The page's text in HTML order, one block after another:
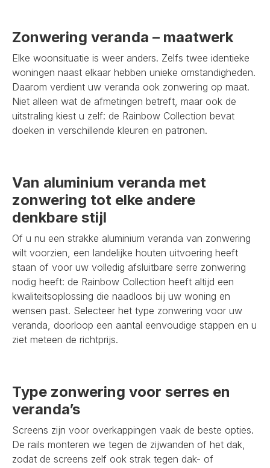
Zonwering veranda – maatwerk
Elke woonsituatie is weer anders. Zelfs twee identieke
woningen naast elkaar hebben unieke omstandigheden.
Daarom verdient uw veranda ook zonwering op maat.
Niet alleen wat de afmetingen betreft, maar ook de
uitstraling kiest u zelf: de Rainbow Collection bevat
doeken in verschillende kleuren en patronen.
Van aluminium veranda met
zonwering tot elke andere
denkbare stijl
Of u nu een strakke aluminium veranda van zonwering
wilt voorzien, een landelijke houten uitvoering heeft
staan of voor uw volledig afsluitbare serre zonwering
nodig heeft: de Rainbow Collection heeft altijd een
kwaliteitsoplossing die naadloos bij uw woning en
wensen past. Selecteer het type zonwering voor uw
veranda, doorloop een aantal eenvoudige stappen en u
ziet meteen de richtprijs.
Type zonwering voor serres en
veranda’s
Screens zijn voor overkappingen vaak de beste opties.
De rails monteren we tegen de zijwanden of het dak,
zodat de screens zelf ook strak tegen dak- of